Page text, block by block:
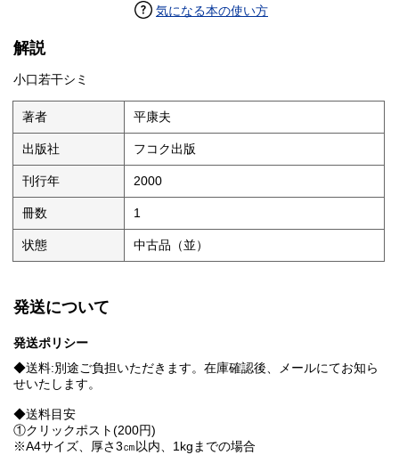
気になる本の使い方
解説
小口若干シミ
著者 平康夫
出版社 フコク出版
刊行年 2000
冊数 1
状態 中古品（並）
発送について
発送ポリシー
◆送料:別途ご負担いただきます。在庫確認後、メールにてお知ら
せいたします。
◆送料目安
①クリックポスト(200円)
※A4サイズ、厚さ3㎝以内、1kgまでの場合